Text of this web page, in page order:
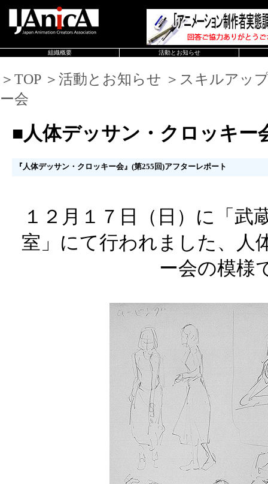
組織概要 活動とお知らせ
＞TOP ＞活動とお知らせ ＞スキルアッ
ー会
■人体デッサン・クロッキー
『人体デッサン・クロッキー会』(第255回)アフターレポート
１２月１７日（日）に「武
室」にて行われました、人
ー会の模様